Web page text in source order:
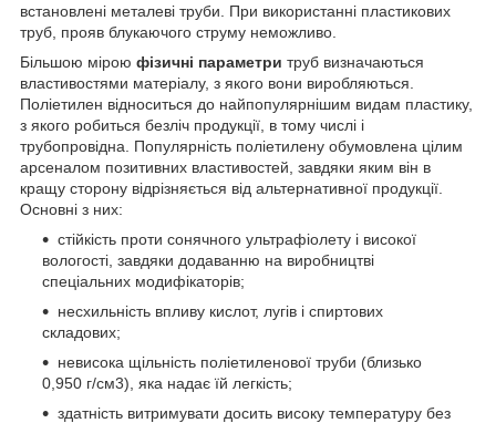
встановлені металеві труби. При використанні пластикових
труб, прояв блукаючого струму неможливо.
Більшою мірою фізичні параметри труб визначаються
властивостями матеріалу, з якого вони виробляються.
Поліетилен відноситься до найпопулярнішим видам пластику,
з якого робиться безліч продукції, в тому числі і
трубопровідна. Популярність поліетилену обумовлена цілим
арсеналом позитивних властивостей, завдяки яким він в
кращу сторону відрізняється від альтернативної продукції.
Основні з них:
стійкість проти сонячного ультрафіолету і високої
вологості, завдяки додаванню на виробництві
спеціальних модифікаторів;
несхильність впливу кислот, лугів і спиртових
складових;
невисока щільність поліетиленової труби (близько
0,950 г/см3), яка надає їй легкість;
здатність витримувати досить високу температуру без